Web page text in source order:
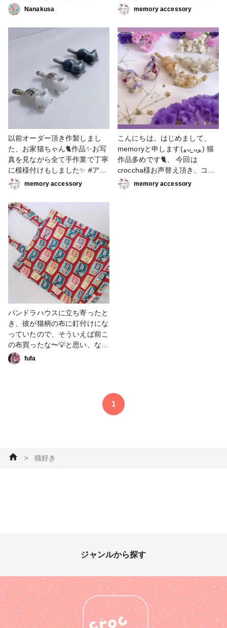
#ねこ #愛猫 #猫好き
Nanakusa
でオシャレな猫ちゃんブックマ
ーカーが出来ました。 #2022
新春投稿キャンペーン #レジン
猫 #ブックマーカー #猫好き
memory accessory
以前オーダー頂き作製しまし
た、お家猫ちゃん🐈作品✨お写
真を見ながら全て手作業で丁寧
に模様付けもしました✨ #アク
セサリー部 #ピアス #イヤリン
グ #その他 #小物・雑貨 #猫#
愛猫 #猫好き
memory accessory
こんにちは。はじめまして、
memoryと申します(⁎ᴗ͈ˬᴗ͈⁎) 猫
作品多めです🐈、 今回は
croccha様お声替え頂き、コン
テストに参加させて頂きます。
ResinLabレジン液使用してい
memory accessory
パンドラハウスに立ち寄ったと
き、彼が猫柄の布に釘付けにな
っていたので、そういえば前こ
の布買ったな〜💡と思い、なん
か作ろうか〜？って聞いてみた
ところ、PCを持ち歩かない日
手以外は接着芯をつけてしっか
シモ猫部 #パンドラハウス #イ
オン #猫 #猫好き ミシン
fufa
1
＞ 猫好き
ジャンルから探す